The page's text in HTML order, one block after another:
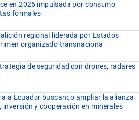
en 2026 impulsada por consumo
formales
regional liderada por Estados
organizado transnacional
de seguridad con drones, radares
a Ecuador buscando ampliar la alianza
y cooperación en minerales